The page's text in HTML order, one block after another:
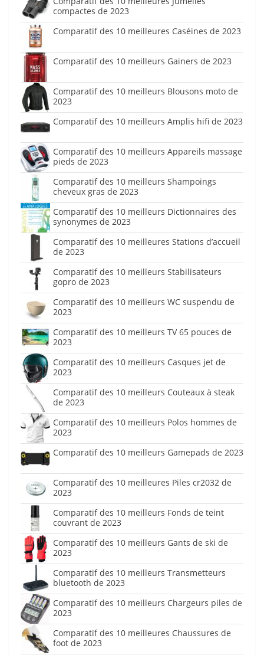
compactes de 2023
Comparatif des 10 meilleures Caséines de 2023
Comparatif des 10 meilleurs Gainers de 2023
Comparatif des 10 meilleurs Blousons moto de
2023
Comparatif des 10 meilleurs Amplis hifi de 2023
Comparatif des 10 meilleurs Appareils massage
pieds de 2023
Comparatif des 10 meilleurs Shampoings
cheveux gras de 2023
Comparatif des 10 meilleurs Dictionnaires des
synonymes de 2023
Comparatif des 10 meilleures Stations d’accueil
de 2023
Comparatif des 10 meilleurs Stabilisateurs
gopro de 2023
Comparatif des 10 meilleurs WC suspendu de
2023
Comparatif des 10 meilleurs TV 65 pouces de
2023
Comparatif des 10 meilleurs Casques jet de
2023
Comparatif des 10 meilleurs Couteaux à steak
de 2023
Comparatif des 10 meilleurs Polos hommes de
2023
Comparatif des 10 meilleurs Gamepads de 2023
Comparatif des 10 meilleures Piles cr2032 de
2023
Comparatif des 10 meilleurs Fonds de teint
couvrant de 2023
Comparatif des 10 meilleurs Gants de ski de
2023
Comparatif des 10 meilleurs Transmetteurs
bluetooth de 2023
Comparatif des 10 meilleurs Chargeurs piles de
2023
Comparatif des 10 meilleures Chaussures de
foot de 2023